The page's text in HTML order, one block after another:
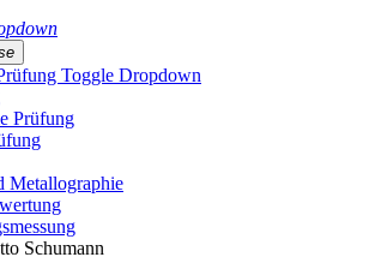
Toggle Dropdown
Prüfung
Metallographie
Schumann